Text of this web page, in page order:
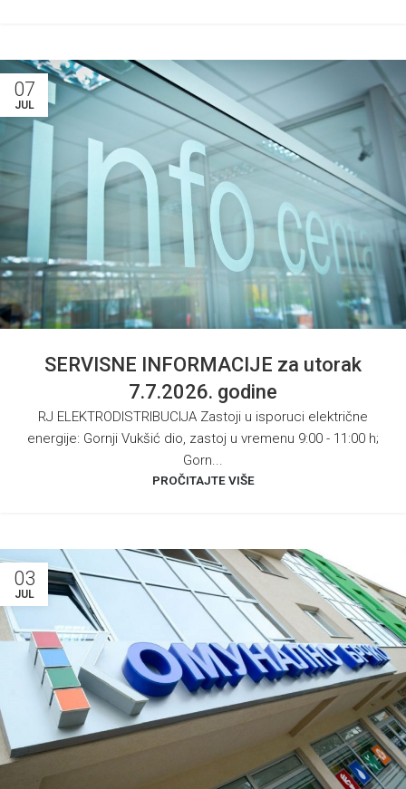
07
JUL
SERVISNE INFORMACIJE za utorak
7.7.2026. godine
RJ ELEKTRODISTRIBUCIJA Zastoji u isporuci električne
energije: Gornji Vukšić dio, zastoj u vremenu 9:00 - 11:00 h;
Gorn...
PROČITAJTE VIŠE
03
JUL